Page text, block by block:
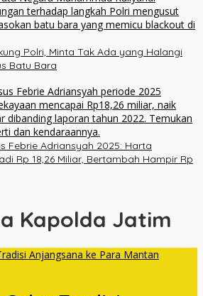
Polri, Minta Tak Ada yang Halangi
Batu Bara
Febrie Adriansyah 2025: Harta
Rp 18,26 Miliar, Bertambah Hampir Rp
Kapolda Jatim